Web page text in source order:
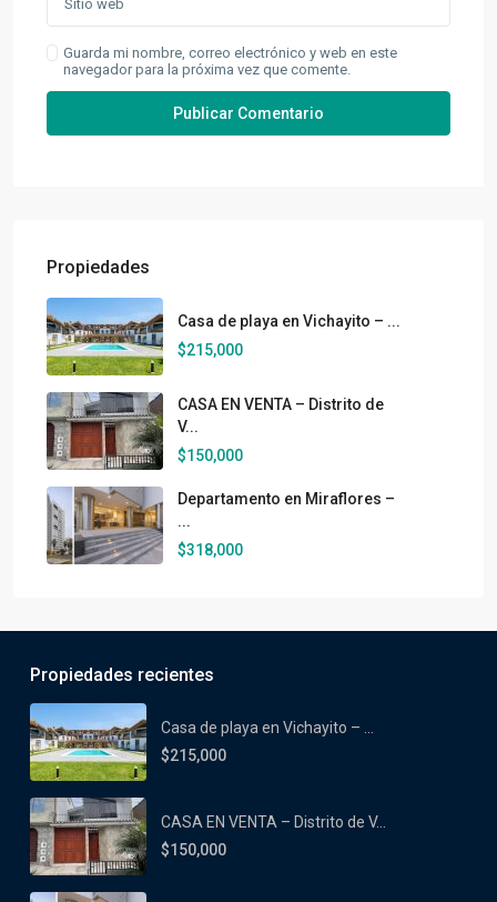
Guarda mi nombre, correo electrónico y web en este
navegador para la próxima vez que comente.
Propiedades
Casa de playa en Vichayito – ...
$215,000
CASA EN VENTA – Distrito de
V...
$150,000
Departamento en Miraflores –
...
$318,000
Propiedades recientes
Casa de playa en Vichayito – ...
$215,000
CASA EN VENTA – Distrito de V...
$150,000